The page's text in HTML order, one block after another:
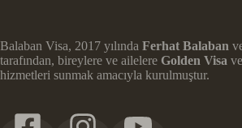
Balaban Visa, 2017 yılında Ferhat Balaban
tarafından, bireylere ve ailelere Golden Visa ve
hizmetleri sunmak amacıyla kurulmuştur.